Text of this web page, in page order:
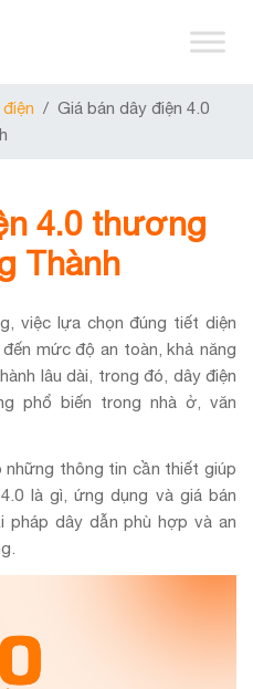
/ Giá bán dây điện 4.0
4.0 thương
Thành
việc lựa chọn đúng tiết diện
mức độ an toàn, khả năng
lâu dài , trong đó, dây điện
phổ biến trong nhà ở, văn
thông tin cần thiết giúp
là gì, ứng dụng và giá bán
dây dẫn phù hợp và an